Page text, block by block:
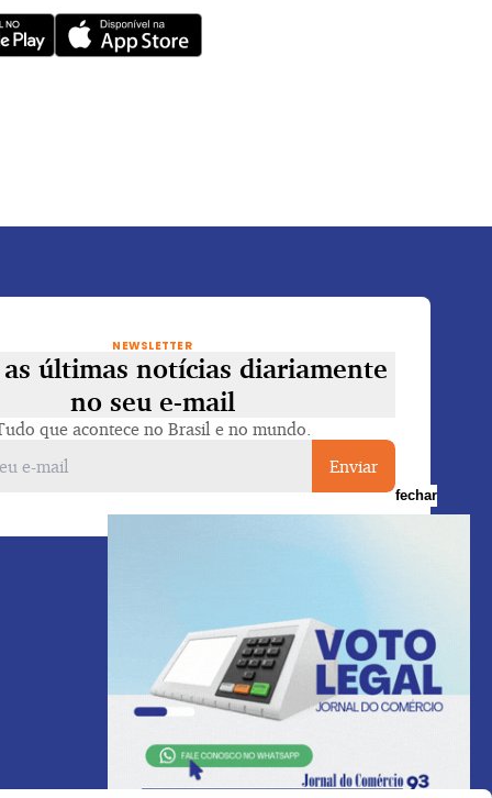
NEWSLETTER
as últimas notícias diariamente
no seu e-mail
que acontece no Brasil e no mundo.
Enviar
fechar